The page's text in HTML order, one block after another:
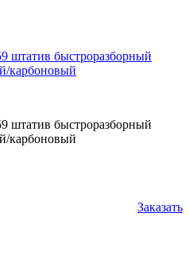
штатив быстроразборный
карбоновый
штатив быстроразборный
карбоновый
Заказать